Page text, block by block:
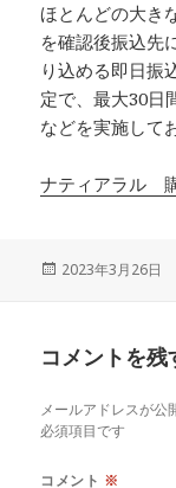
ほとんどの大き
を確認後振込先
り込める即日振
定で、最大30日
などを実施して
ナティアラル
投
2023年3月26日
コメントを残
メールアドレスが公
必須項目です
コメント ※